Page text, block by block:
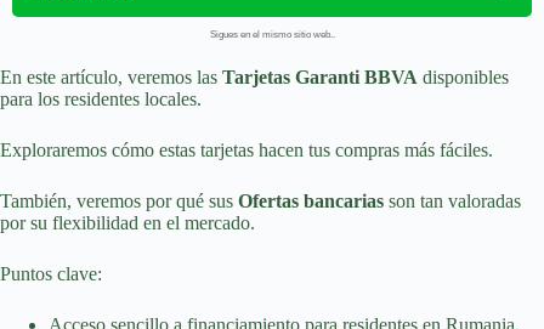
Sigues en el mismo sitio web..
En este artículo, veremos las Tarjetas Garanti BBVA disponibles
para los residentes locales.
Exploraremos cómo estas tarjetas hacen tus compras más fáciles.
También, veremos por qué sus Ofertas bancarias son tan valoradas
por su flexibilidad en el mercado.
Puntos clave:
Acceso sencillo a financiamiento para residentes en Rumania.